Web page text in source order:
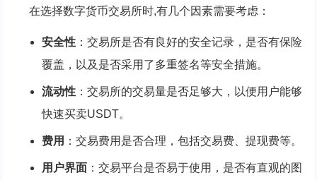
在选择数字货币交易所时,有几个因素需要考虑：
安全性：交易所是否有良好的安全记录，是否有保险
覆盖，以及是否采用了多重签名等安全措施。
流动性：交易所的交易量是否足够大，以便用户能够
快速买卖USDT。
费用 ：交易费用是否合理，包括交易费、提现费等。
用户界面：交易平台是否易于使用，是否有直观的图